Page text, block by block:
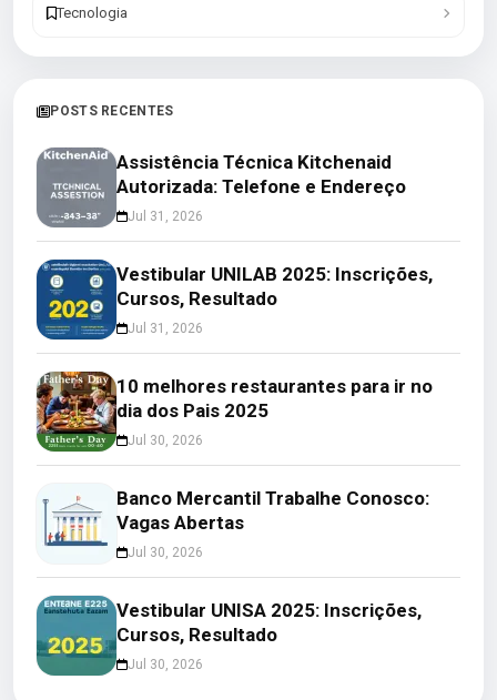
Tecnologia
POSTS RECENTES
Assistência Técnica Kitchenaid
Autorizada: Telefone e Endereço
Jul 31, 2026
Vestibular UNILAB 2025: Inscrições,
Cursos, Resultado
Jul 31, 2026
10 melhores restaurantes para ir no
dia dos Pais 2025
Jul 30, 2026
Banco Mercantil Trabalhe Conosco:
Vagas Abertas
Jul 30, 2026
Vestibular UNISA 2025: Inscrições,
Cursos, Resultado
Jul 30, 2026